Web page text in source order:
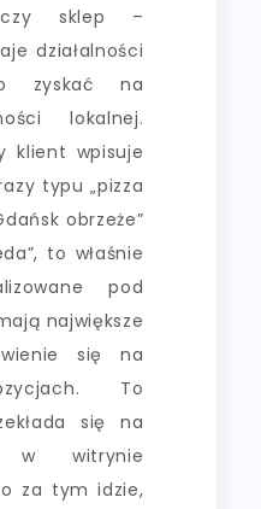
czy sklep –
działalności
zyskać na
lokalnej.
klient wpisuje
typu „pizza
obrzeże”
to właśnie
pod
największe
się na
To
się na
w witrynie
za tym idzie,